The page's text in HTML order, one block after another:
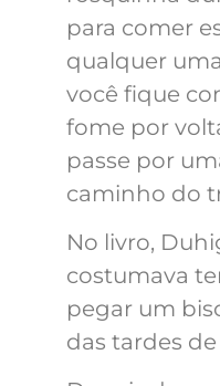
para comer
qualquer
você fique
fome por
passe por
caminho do
No livro,
costumava
pegar um
das tardes